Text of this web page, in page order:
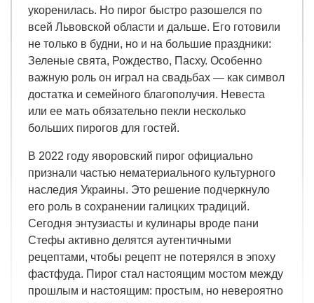
укоренилась. Но пирог быстро разошелся по
всей Львовской области и дальше. Его готовили
не только в будни, но и на большие праздники:
Зеленые свята, Рождество, Пасху. Особенно
важную роль он играл на свадьбах — как символ
достатка и семейного благополучия. Невеста
или ее мать обязательно пекли несколько
больших пирогов для гостей.
В 2022 году яворовский пирог официально
признали частью нематериального культурного
наследия Украины. Это решение подчеркнуло
его роль в сохранении галицких традиций.
Сегодня энтузиасты и кулинары вроде пани
Стефы активно делятся аутентичными
рецептами, чтобы рецепт не потерялся в эпоху
фастфуда. Пирог стал настоящим мостом между
прошлым и настоящим: простым, но невероятно